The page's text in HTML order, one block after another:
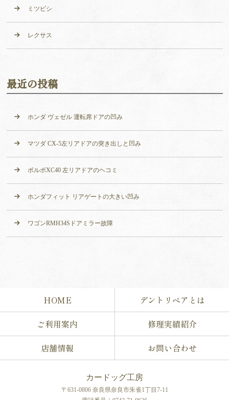
ミツビシ
レクサス
最近の投稿
ホンダ ヴェゼル 運転席ドアの凹み
マツダ CX-5左リアドアの突き出しと凹み
ボルボXC40 左リアドアのヘコミ
ホンダフィット リアゲートの大きい凹み
ワゴンRMH34Sドアミラー故障
HOME
デントリペアとは
ご利用案内
修理実績紹介
店舗情報
お問い合わせ
カードッグ工房
〒631-0806 奈良県奈良市朱雀1丁目7-11